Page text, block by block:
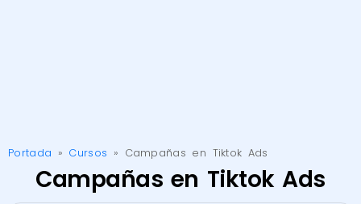
Portada » Cursos » Campañas en Tiktok Ads
Campañas en Tiktok Ads